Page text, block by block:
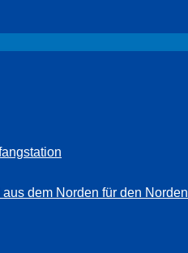
dem Norden für den Norden